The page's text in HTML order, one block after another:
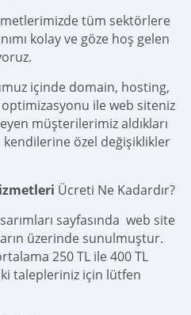
tüm sektörlere
kolay ve göze hoş gelen
içinde domain, hosting,
ile web siteniz
müşterilerimiz aldıkları
özel değişiklikler
Ücreti Ne Kadardır?
sayfasında web site
üzerinde sunulmuştur.
250 TL ile 400 TL
talepleriniz için lütfen